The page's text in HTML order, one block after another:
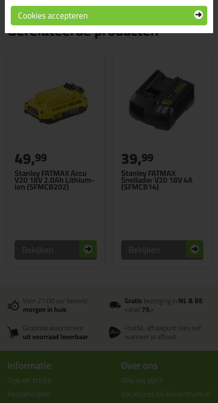
Gerelateerde producten
Stanley FATMAX Accu
V20 18V 2.0Ah Lithium-
ion (SFMCB202)
49,99
Bekijken
Stanley FATMAX
Snellader V20 18V 4A
(SFMCB14)
39,99
Bekijken
Voor 21:00 uur besteld
morgen in huis
Gratisbezorging inNL & BE
vanaf75,-
Grootste assortiment
uit voorraad leverbaar
PostNL afhaalpunt: kies zelf
wanneer je afhaalt
Informatie
Tips en tricks
Keuzehulpen
Over ons
Wie wij zijn?
Vacatures bij kitcentrum.nl
Cookies accepteren